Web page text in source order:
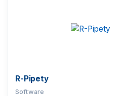
R-Pipety
Software